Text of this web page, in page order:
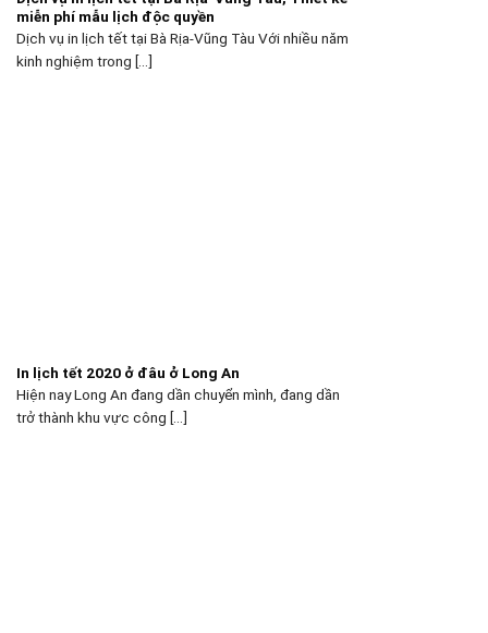
miễn phí mẫu lịch độc quyền
Dịch vụ in lịch tết tại Bà Rịa-Vũng Tàu Với nhiều năm
kinh nghiệm trong [...]
In lịch tết 2020 ở đâu ở Long An
Hiện nay Long An đang dần chuyển mình, đang dần
trở thành khu vực công [...]